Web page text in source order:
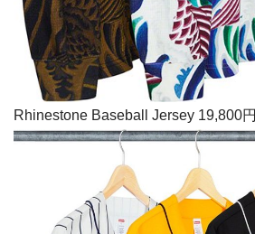
Rhinestone Baseball Jersey 19,800円